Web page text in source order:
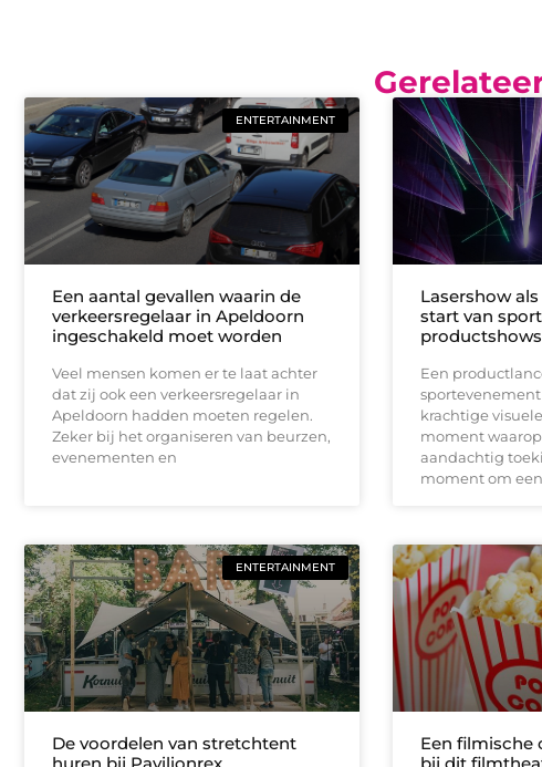
ENTERTAINMENT
Een aantal gevallen waarin de
verkeersregelaar in Apeldoorn
ingeschakeld moet worden
Veel mensen komen er te laat achter
dat zij ook een verkeersregelaar in
Apeldoorn hadden moeten regelen.
Zeker bij het organiseren van beurzen,
evenementen en
Lasershow
start van
productshows
Een
krachtige
moment
aandachtig
moment om
ENTERTAINMENT
De voordelen van stretchtent
Een